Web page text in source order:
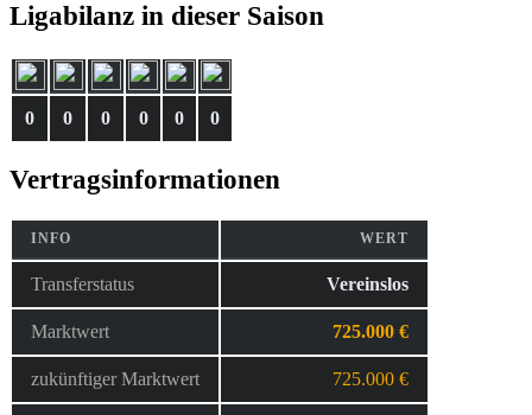
Ligabilanz in dieser Saison
0 0 0 0 0 0
Vertragsinformationen
INFO WERT
Transferstatus Vereinslos
Marktwert 725.000 €
zukünftiger Marktwert 725.000 €